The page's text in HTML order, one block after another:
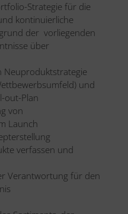
Strategie für die
kontinuierliche
der vorliegenden
über
Neuproduktstrategie
und
out-Plan
von
Launch
verfassen und
Verantwortung für den